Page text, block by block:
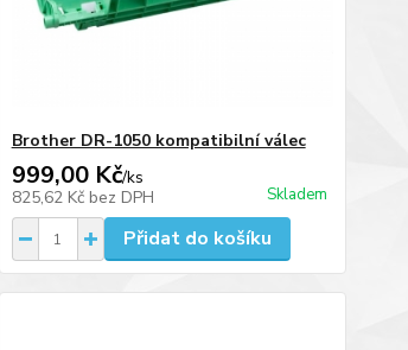
Brother DR-1050 kompatibilní válec
999,00 Kč/ks
825,62 Kč bez DPH Skladem
Přidat do košíku